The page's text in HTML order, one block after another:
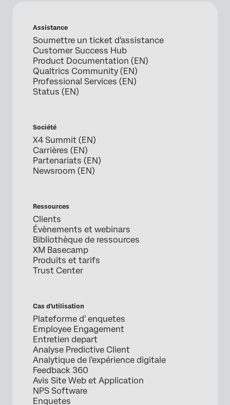
Assistance
Soumettre un ticket d'assistance
Customer Success Hub
Product Documentation (EN)
Qualtrics Community (EN)
Professional Services (EN)
Status (EN)
Société
X4 Summit (EN)
Carrières (EN)
Partenariats (EN)
Newsroom (EN)
Ressources
Clients
Évènements et webinars
Bibliothèque de ressources
XM Basecamp
Produits et tarifs
Trust Center
Cas d’utilisation
Plateforme d' enquetes
Employee Engagement
Entretien depart
Analyse Predictive Client
Analytique de l'expérience digitale
Feedback 360
Avis Site Web et Application
NPS Software
Enquetes